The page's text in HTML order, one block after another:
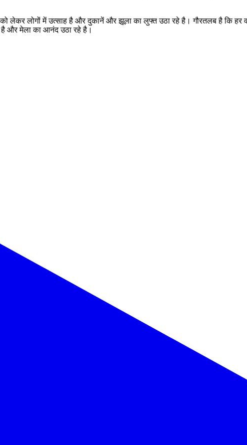
को लेकर लोगों में उत्साह है और दुकानें और झूला का लुफ्त उठा रहे है। गौरतलब है कि हर
और मेला का आनंद उठा रहे है।